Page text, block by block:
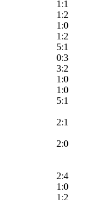
1:1
1:2
1:0
1:2
5:1
0:3
3:2
1:0
1:0
5:1
2:1
2:0
2:4
1:0
1:2